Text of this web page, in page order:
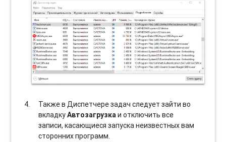
Также в Диспетчере задач следует зайти во
вкладкуАвтозагрузкаи отключить все
записи, касающиеся запуска неизвестных вам
сторонних программ.